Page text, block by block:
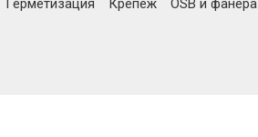
Герметизация Крепеж OSB и фанера